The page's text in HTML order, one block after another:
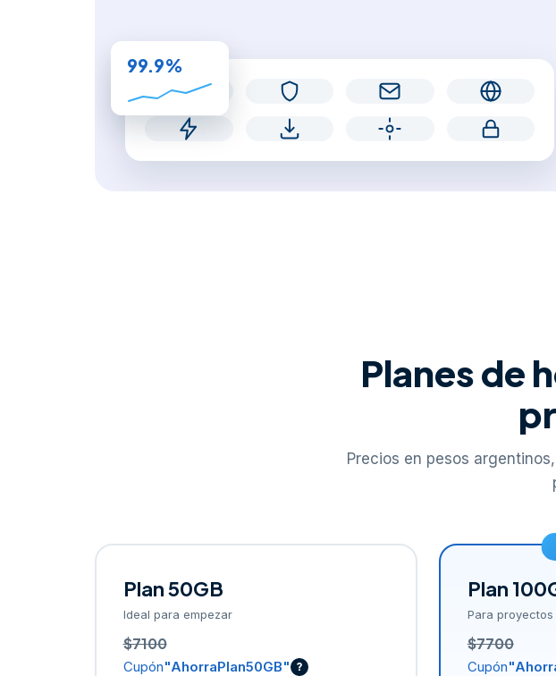
99.9%
Planes de
Precios en pesos
Plan 50GB
Ideal para empezar
$7100
Cupón"AhorraPlan50GB" ?
Plan
Para
$7700
Cupón